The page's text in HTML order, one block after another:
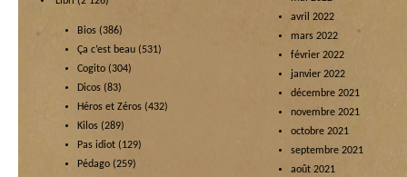
Bios (386)
Ça c’est beau (531)
Cogito (304)
Dicos (83)
Héros et Zéros (432)
Kilos (289)
Pas idiot (129)
Pédago (259)
avril 2022
mars 2022
février 2022
janvier 2022
décembre 2021
novembre 2021
octobre 2021
septembre 2021
août 2021